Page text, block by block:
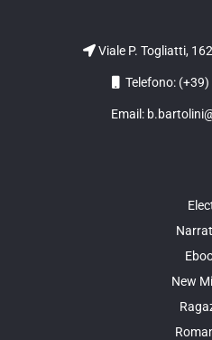
Viale P. Togliatti,
Telefono:
Email:
New